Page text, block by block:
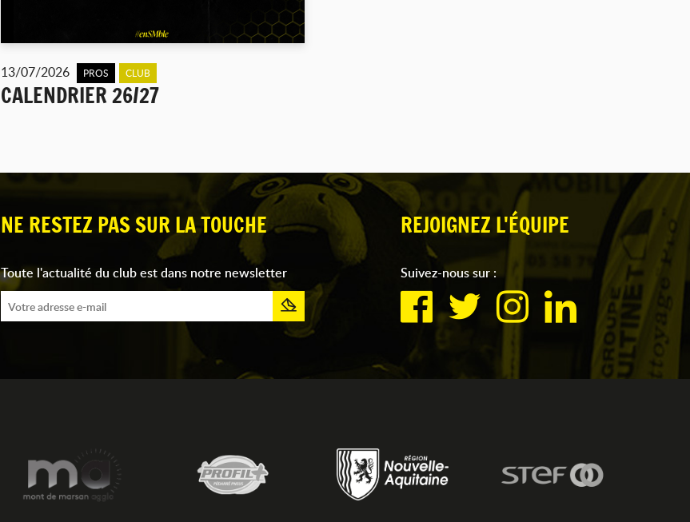
13/07/2026 PROS CLUB
CALENDRIER 26/27
NE RESTEZ PAS SUR LA TOUCHE
Toute l'actualité du club est dans notre newsletter
REJOIGNEZ L'ÉQUIPE
Suivez-nous sur :